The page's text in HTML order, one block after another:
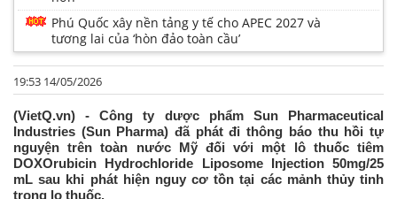
Phú Quốc xây nền tảng y tế cho APEC 2027 và
tương lai của ‘hòn đảo toàn cầu’
19:53 14/05/2026
(VietQ.vn) - Công ty dược phẩm Sun Pharmaceutical
Industries (Sun Pharma) đã phát đi thông báo thu hồi tự
nguyện trên toàn nước Mỹ đối với một lô thuốc tiêm
DOXOrubicin Hydrochloride Liposome Injection 50mg/25
mL sau khi phát hiện nguy cơ tồn tại các mảnh thủy tinh
trong lọ thuốc.